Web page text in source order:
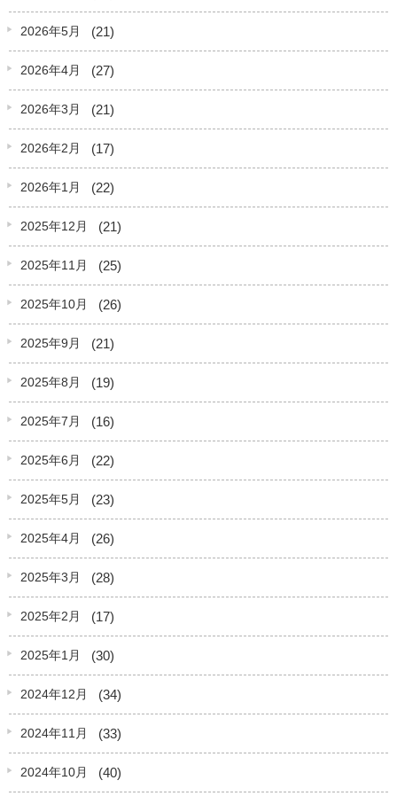
2026年5月 (21)
2026年4月 (27)
2026年3月 (21)
2026年2月 (17)
2026年1月 (22)
2025年12月 (21)
2025年11月 (25)
2025年10月 (26)
2025年9月 (21)
2025年8月 (19)
2025年7月 (16)
2025年6月 (22)
2025年5月 (23)
2025年4月 (26)
2025年3月 (28)
2025年2月 (17)
2025年1月 (30)
2024年12月 (34)
2024年11月 (33)
2024年10月 (40)